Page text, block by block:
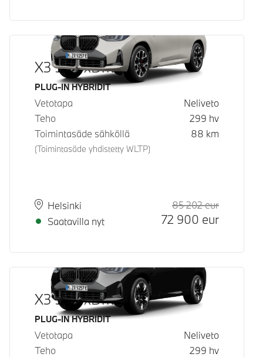
X3 30e xDrive
Käyttövoima
PLUG-IN HYBRIDIT
Vetotapa
Neliveto
Teho
299 hv
Toimintasäde sähköllä
(Toimintasäde yhdistetty WLTP)
88 km
Paikkakunta
Helsinki
Toimitusaika
Saatavilla nyt
85 202eurHinta
72 900 eur
X3 30e xDrive
Käyttövoima
PLUG-IN HYBRIDIT
Vetotapa
Neliveto
Teho
299 hv